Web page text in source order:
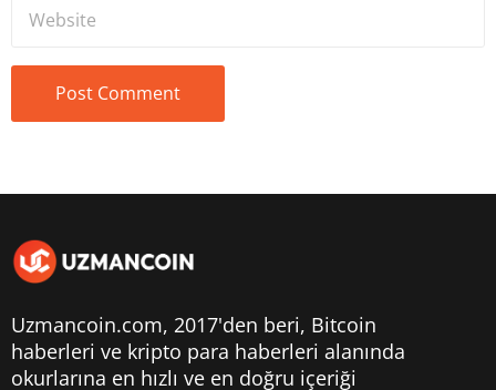
Uzmancoin.com, 2017'den beri, Bitcoin
haberleri ve kripto para haberleri alanında
okurlarına en hızlı ve en doğru içeriği